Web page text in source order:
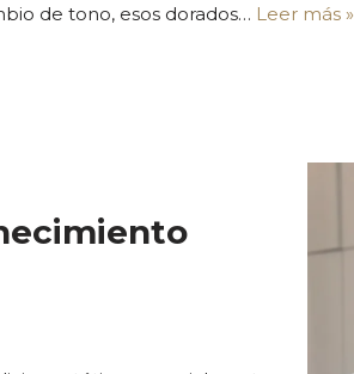
de tono, esos dorados… Leer más »